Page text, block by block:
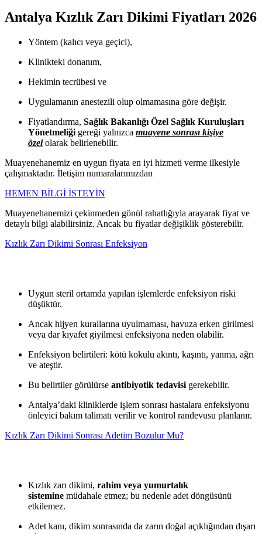
Antalya Kızlık Zarı Dikimi Fiyatları 2026
Yöntem (kalıcı veya geçici),
Klinikteki donanım,
Hekimin tecrübesi ve
Uygulamanın anestezili olup olmamasına göre değişir.
Fiyatlandırma, Sağlık Bakanlığı Özel Sağlık Kuruluşları
Yönetmeliği gereği yalnızca muayene sonrası kişiye
özelolarak belirlenebilir.
Muayenehanemiz en uygun fiyata en iyi hizmeti verme ilkesiyle
çalışmaktadır. İletişim numaralarımızdan
HEMEN BİLGİ İSTEYİN
Muayenehanemizi çekinmeden gönül rahatlığıyla arayarak fiyat ve
detaylı bilgi alabilirsiniz. Ancak bu fiyatlar değişiklik gösterebilir.
Kızlık Zarı Dikimi Sonrası Enfeksiyon
Uygun steril ortamda yapılan işlemlerde enfeksiyon riski
düşüktür.
Ancak hijyen kurallarına uyulmaması, havuza erken girilmesi
veya dar kıyafet giyilmesi enfeksiyona neden olabilir.
Enfeksiyon belirtileri: kötü kokulu akıntı, kaşıntı, yanma, ağrı
ve ateştir.
Bu belirtiler görülürse antibiyotik tedavisi gerekebilir.
Antalya’daki kliniklerde işlem sonrası hastalara enfeksiyonu
önleyici bakım talimatı verilir ve kontrol randevusu planlanır.
Kızlık Zarı Dikimi Sonrası Adetim Bozulur Mu?
Kızlık zarı dikimi, rahim veya yumurtalık
sistemine müdahale etmez; bu nedenle adet döngüsünü
etkilemez.
Adet kanı, dikim sonrasında da zarın doğal açıklığından dışarı